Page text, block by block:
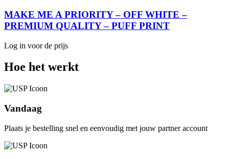
MAKE ME A PRIORITY – OFF WHITE –
PREMIUM QUALITY – PUFF PRINT
Log in voor de prijs
Hoe het werkt
Vandaag
Plaats je bestelling snel en eenvoudig met jouw partner account